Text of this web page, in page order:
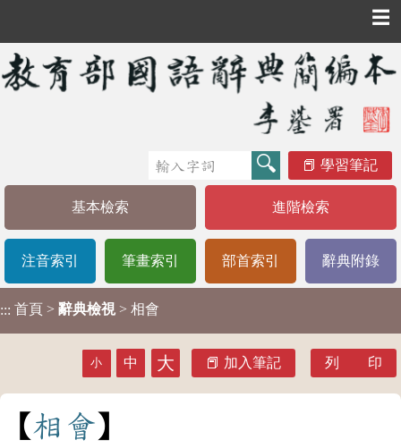
☰
學習筆記
基本檢索 進階檢索
注音索引 筆畫索引 部首索引 辭典附錄
::: 首頁 > 辭典檢視 > 相會
小 中 大 加入筆記 列 印
相 會